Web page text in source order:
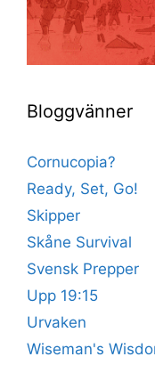
Bloggvänner
Cornucopia?
Ready, Set, Go!
Skipper
Skåne Survival
Svensk Prepper
Upp 19:15
Urvaken
Wiseman's